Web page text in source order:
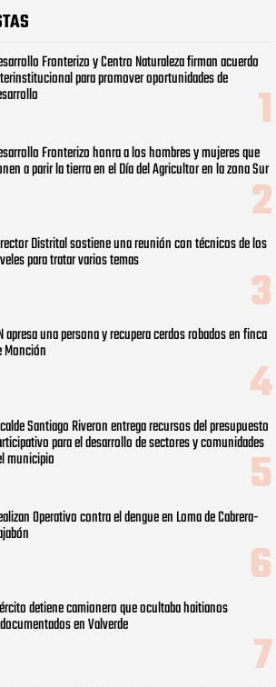
Fronterizo y Centro Naturaleza firman acuerdo
para promover oportunidades de
Fronterizo honra a los hombres y mujeres que
a parir la tierra en el Día del Agricultor en la zona Sur
Distrital sostiene una reunión con técnicos de los
para tratar varios temas
apresa una persona y recupera cerdos robados en finca
Monción
Santiago Riveron entrega recursos del presupuesto
para el desarrollo de sectores y comunidades
municipio
Operativo contra el dengue en Loma de Cabrera-
detiene camionero que ocultaba haitianos
en Valverde